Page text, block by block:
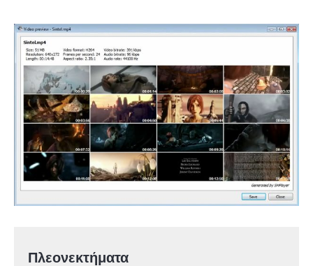
Πλεονεκτήματα